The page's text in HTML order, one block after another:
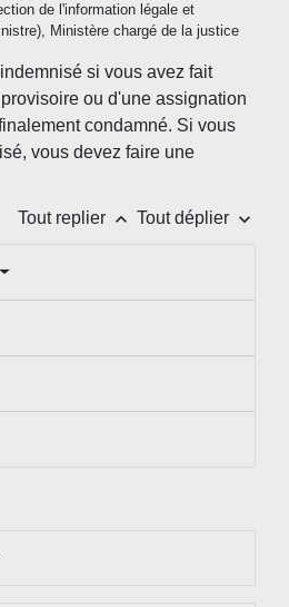
de l'information légale et
Ministère chargé de la justice
si vous avez fait
ou d'une assignation
condamné. Si vous
vous devez faire une
Tout replier keyboard_arrow_up Tout déplier keyboard_arrow_down